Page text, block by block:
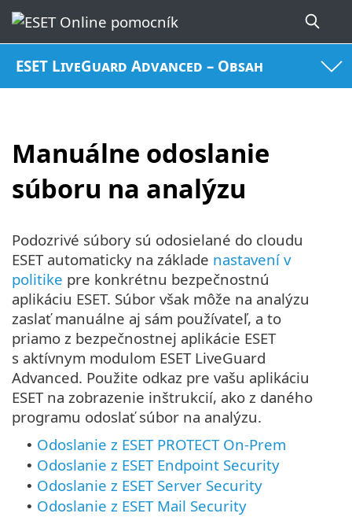
ESET LiveGuard Advanced – Obsah
Manuálne odoslanie
súboru na analýzu
Podozrivé súbory sú odosielané do cloudu
ESET automaticky na základe nastavení v
politike pre konkrétnu bezpečnostnú
aplikáciu ESET. Súbor však môže na analýzu
zaslať manuálne aj sám používateľ, a to
priamo z bezpečnostnej aplikácie ESET
s aktívnym modulom ESET LiveGuard
Advanced. Použite odkaz pre vašu aplikáciu
ESET na zobrazenie inštrukcií, ako z daného
programu odoslať súbor na analýzu.
• Odoslanie z ESET PROTECT On-Prem
• Odoslanie z ESET Endpoint Security
• Odoslanie z ESET Server Security
• Odoslanie z ESET Mail Security